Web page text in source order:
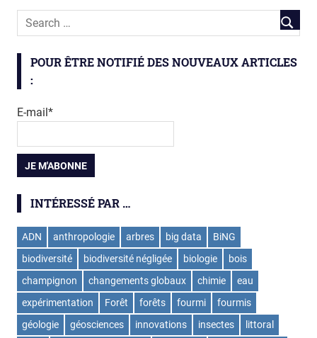
POUR ÊTRE NOTIFIÉ DES NOUVEAUX ARTICLES
:
E-mail*
INTÉRESSÉ PAR …
ADN anthropologie arbres big data
BiNG
biodiversité
biodiversité négligée biologie
bois
champignon
changements globaux chimie
eau
expérimentation
Forêt forêts fourmi
fourmis
géologie
géosciences innovations insectes littoral